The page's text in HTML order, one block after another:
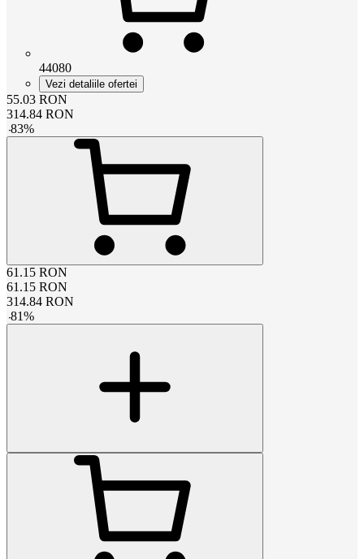
44080
Vezi detaliile ofertei
55.03 RON
314.84 RON
-83%
61.15 RON
61.15 RON
314.84 RON
-81%